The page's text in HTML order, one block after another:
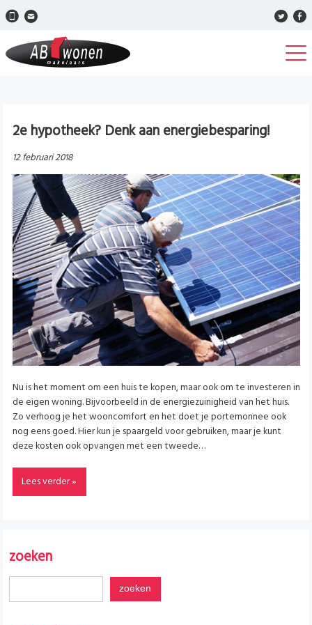
2e hypotheek? Denk aan energiebesparing!
12 februari 2018
Nu is het moment om een huis te kopen, maar ook om te investeren in
de eigen woning. Bijvoorbeeld in de energiezuinigheid van het huis.
Zo verhoog je het wooncomfort en het doet je portemonnee ook
nog eens goed. Hier kun je spaargeld voor gebruiken, maar je kunt
deze kosten ook opvangen met een tweede…
Lees verder »
zoeken